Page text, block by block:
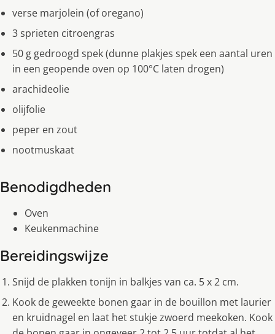
verse marjolein (of oregano)
3 sprieten citroengras
50 g gedroogd spek (dunne plakjes spek een aantal uren
in een geopende oven op 100°C laten drogen)
arachideolie
olijfolie
peper en zout
nootmuskaat
Benodigdheden
Oven
Keukenmachine
Bereidingswijze
Snijd de plakken tonijn in balkjes van ca. 5 x 2 cm.
Kook de geweekte bonen gaar in de bouillon met laurier
en kruidnagel en laat het stukje zwoerd meekoken. Kook